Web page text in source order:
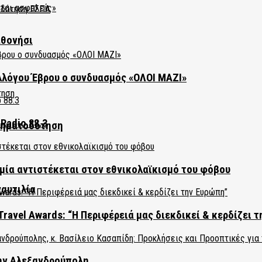
Έβρου ο συνδυασμός «ΟΛΟΙ ΜΑΖΙ»
88.3
αντιστέκεται στον εθνικολαϊκισμό του φόβου
Awards: “Η Περιφέρειά μας διεκδικεί & κερδίζει